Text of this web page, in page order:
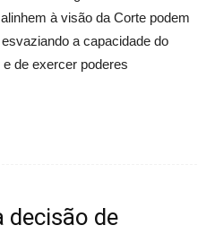
à visão da Corte podem
a capacidade do
de exercer poderes
de